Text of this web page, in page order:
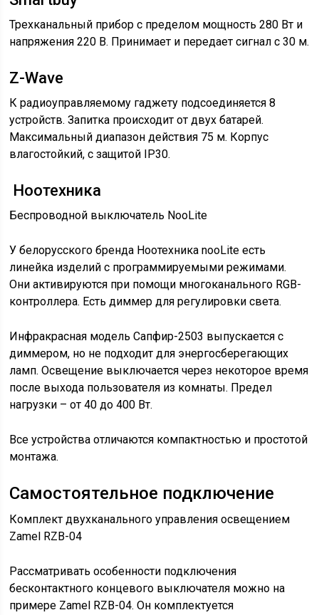
Трехканальный прибор с пределом мощность 280 Вт и
напряжения 220 В. Принимает и передает сигнал с 30 м.
Z-Wave
К радиоуправляемому гаджету подсоединяется 8
устройств. Запитка происходит от двух батарей.
Максимальный диапазон действия 75 м. Корпус
влагостойкий, с защитой IP30.
Ноотехника
Беспроводной выключатель NooLite
У белорусского бренда Ноотехника nooLite есть
линейка изделий с программируемыми режимами.
Они активируются при помощи многоканального RGB-
контроллера. Есть диммер для регулировки света.
Инфракрасная модель Сапфир-2503 выпускается с
диммером, но не подходит для энергосберегающих
ламп. Освещение выключается через некоторое время
после выхода пользователя из комнаты. Предел
нагрузки – от 40 до 400 Вт.
Все устройства отличаются компактностью и простотой
монтажа.
Самостоятельное подключение
Комплект двухканального управления освещением
Zamel RZB-04
Рассматривать особенности подключения
бесконтактного концевого выключателя можно на
примере Zamel RZB-04. Он комплектуется